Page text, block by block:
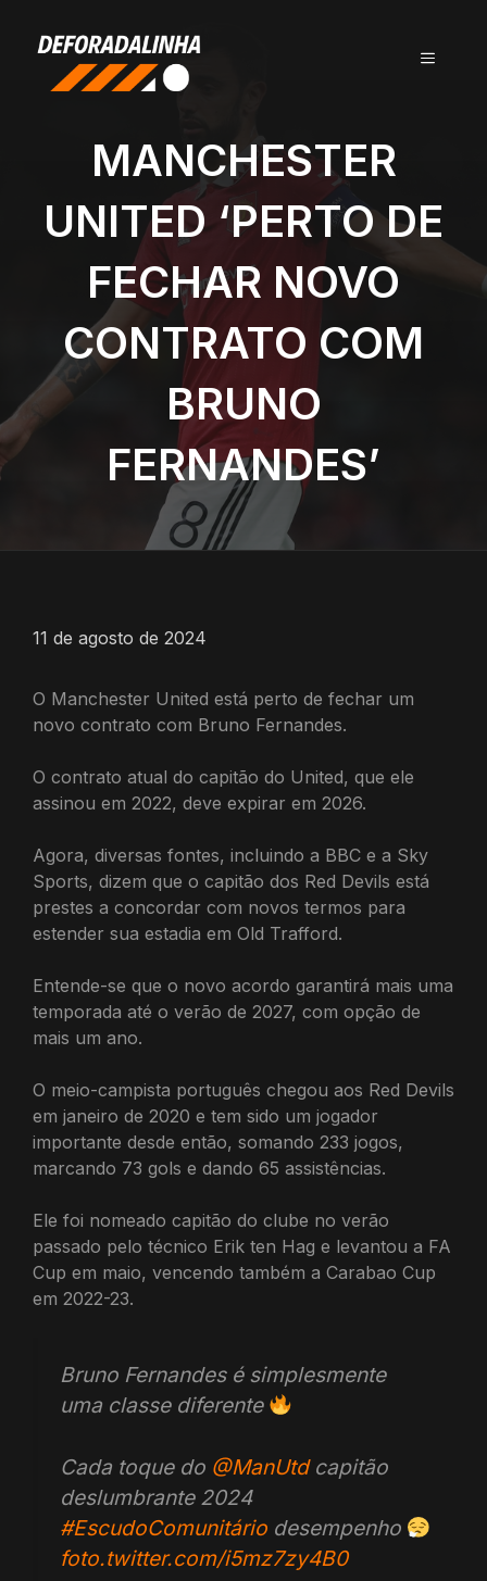
conteúdo
MENU
MANCHESTER
UNITED ‘PERTO DE
FECHAR NOVO
CONTRATO COM
BRUNO
FERNANDES’
11 de agosto de 2024
O Manchester United está perto de fechar um
novo contrato com Bruno Fernandes.
O contrato atual do capitão do United, que ele
assinou em 2022, deve expirar em 2026.
Agora, diversas fontes, incluindo a BBC e a Sky
Sports, dizem que o capitão dos Red Devils está
prestes a concordar com novos termos para
estender sua estadia em Old Trafford.
Entende-se que o novo acordo garantirá mais uma
temporada até o verão de 2027, com opção de
mais um ano.
O meio-campista português chegou aos Red Devils
em janeiro de 2020 e tem sido um jogador
importante desde então, somando 233 jogos,
marcando 73 gols e dando 65 assistências.
Ele foi nomeado capitão do clube no verão
passado pelo técnico Erik ten Hag e levantou a FA
Cup em maio, vencendo também a Carabao Cup
em 2022-23.
Bruno Fernandes é simplesmente
uma classe diferente
Cada toque do @ManUtdcapitão
deslumbrante 2024
#EscudoComunitário desempenho
foto.twitter.com/i5mz7zy4B0